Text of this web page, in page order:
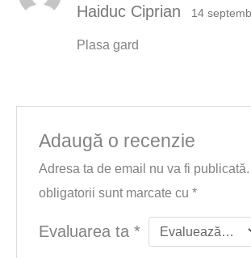
din 5
Haiduc Ciprian 14
Plasa gard
Adaugă o recenzie
Adresa ta de email nu va fi publicată.
obligatorii sunt marcate cu*
Evaluarea ta*